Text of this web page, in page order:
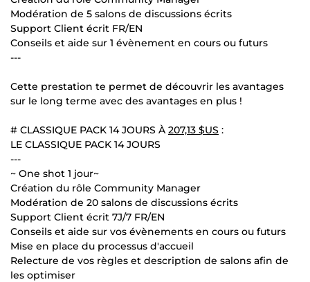
Modération de 5 salons de discussions écrits
Support Client écrit FR/EN
Conseils et aide sur 1 évènement en cours ou futurs
---
Cette prestation te permet de découvrir les avantages
sur le long terme avec des avantages en plus !
# CLASSIQUE PACK 14 JOURS À 207,13 $US :
LE CLASSIQUE PACK 14 JOURS
---
~ One shot 1 jour~
Création du rôle Community Manager
Modération de 20 salons de discussions écrits
Support Client écrit 7J/7 FR/EN
Conseils et aide sur vos évènements en cours ou futurs
Mise en place du processus d'accueil
Relecture de vos règles et description de salons afin de
les optimiser